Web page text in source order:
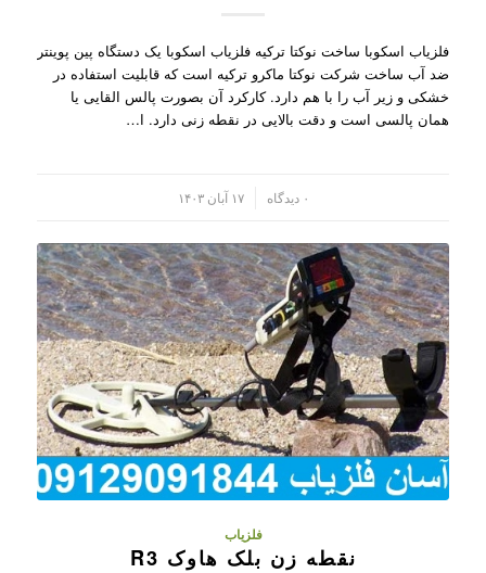
فلزیاب اسکوبا ساخت نوکتا ترکیه فلزیاب اسکوبا یک دستگاه پین پوینتر
ضد آب ساخت شرکت نوکتا ماکرو ترکیه است که قابلیت استفاده در
خشکی و زیر آب را با هم دارد. کارکرد آن بصورت پالس القایی یا
همان پالسی است و دقت بالایی در نقطه زنی دارد. ا…
۰ دیدگاه ۱۷ آبان ۱۴۰۳
فلزیاب
نقطه زن بلک هاوک R3